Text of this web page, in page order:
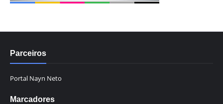
Parceiros
Portal Nayn Neto
Marcadores